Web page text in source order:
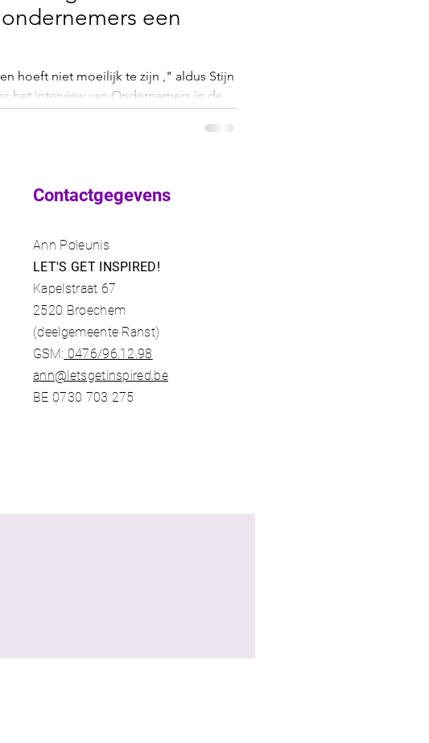
een
hoeft niet moeilijk te zijn ," aldus Stijn
het interview van Ondernemers in de
Contactgegevens
Ann Poleunis
LET'S GET INSPIRED!
Kapelstraat 67
2520 Broechem
(deelgemeente Ranst)​
GSM: 0476/96.12.98​
ann@letsgetinspired.be
BE 0730 703 275